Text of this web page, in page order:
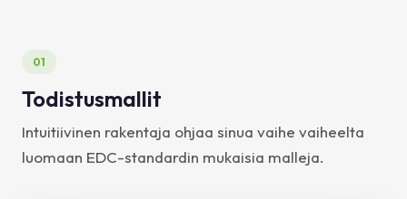
01
Todistusmallit
Intuitiivinen rakentaja ohjaa sinua vaihe vaiheelta
luomaan EDC-standardin mukaisia malleja.